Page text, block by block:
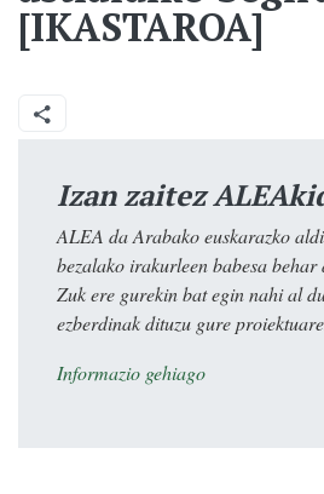
[IKASTAROA]
Izan zaitez
ALEA da Arabako euskarazko
bezalako irakurleen babesa
Zuk ere gurekin bat egin nahi al
ezberdinak dituzu gure
Informazio gehiago